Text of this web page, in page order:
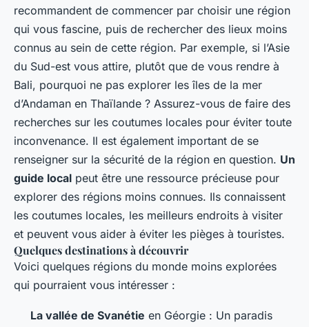
recommandent de commencer par choisir une région
qui vous fascine, puis de rechercher des lieux moins
connus au sein de cette région. Par exemple, si l’Asie
du Sud-est vous attire, plutôt que de vous rendre à
Bali, pourquoi ne pas explorer les îles de la mer
d’Andaman en Thaïlande ? Assurez-vous de faire des
recherches sur les coutumes locales pour éviter toute
inconvenance. Il est également important de se
renseigner sur la sécurité de la région en question. Un
guide local peut être une ressource précieuse pour
explorer des régions moins connues. Ils connaissent
les coutumes locales, les meilleurs endroits à visiter
et peuvent vous aider à éviter les pièges à touristes.
Quelques destinations à découvrir
Voici quelques régions du monde moins explorées
qui pourraient vous intéresser :
La vallée de Svanétie en Géorgie : Un paradis